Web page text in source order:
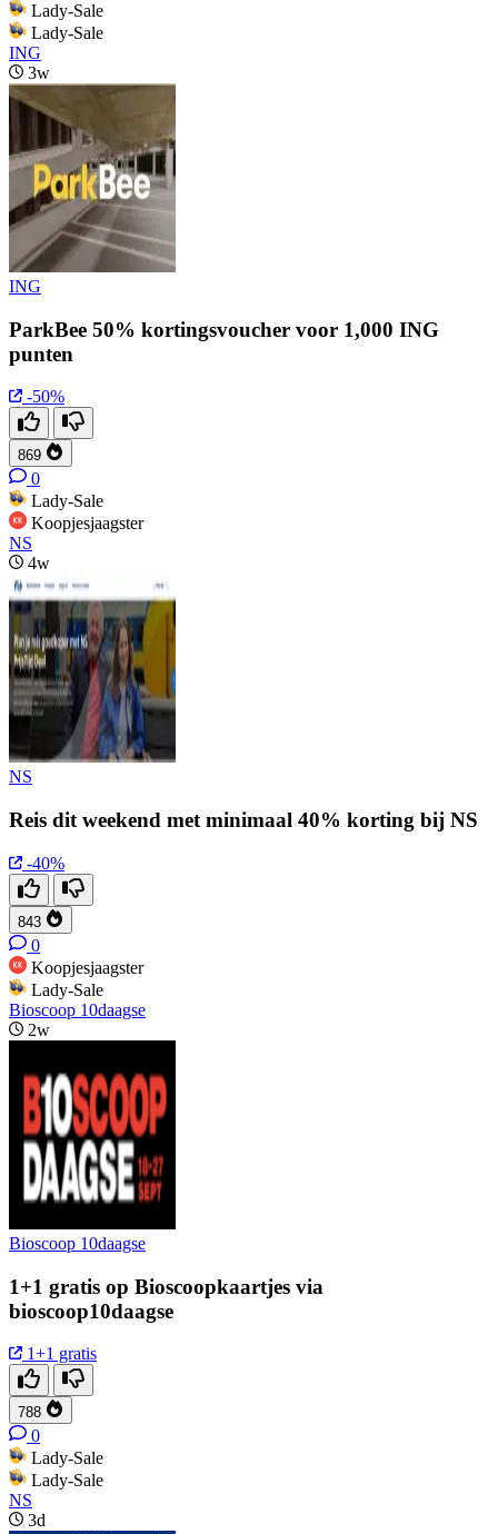
Lady-Sale
Lady-Sale
ING
3w
ING
ParkBee 50% kortingsvoucher voor 1,000 ING
punten
-50%
869
0
Lady-Sale
Koopjesjaagster
NS
4w
NS
Reis dit weekend met minimaal 40% korting bij NS
-40%
843
0
Koopjesjaagster
Lady-Sale
Bioscoop 10daagse
2w
Bioscoop 10daagse
1+1 gratis op Bioscoopkaartjes via
bioscoop10daagse
1+1 gratis
788
0
Lady-Sale
Lady-Sale
NS
3d